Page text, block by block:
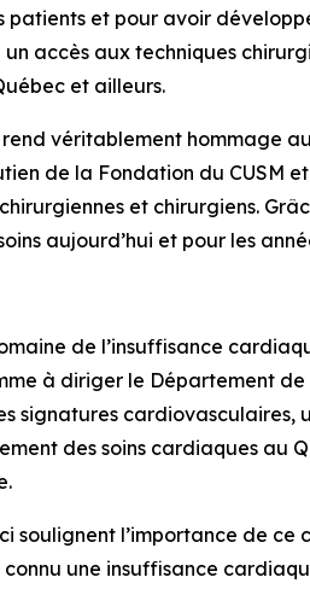
et pour avoir
accès aux techniques
et ailleurs.
véritablement hommage
de la Fondation du CUSM
et chirurgiens.
aujourd’hui et pour les
de l’insuffisance
à diriger le Département
signatures cardiovasculaires,
des soins cardiaques au
soulignent l’importance de
une insuffisance